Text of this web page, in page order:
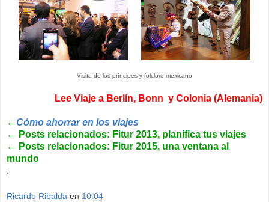
Visita de los príncipes y folclore mexicano
Lee Viaje a Berlín, Bonn y Colonia (Alemania)
←Cómo ahorrar en los viajes
← Posts relacionados: Fitur 2013, planifica tus viajes
← Posts relacionados: Fitur 2015, una ventana al
mundo
.
Ricardo Ribalda en 10:04